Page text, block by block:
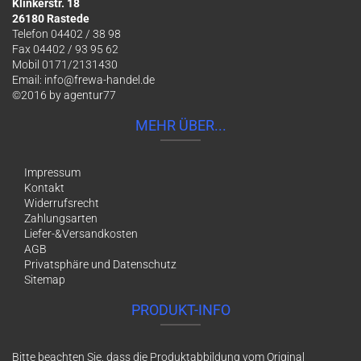
Klinkerstr. 18
26180 Rastede
Telefon 04402 / 38 98
Fax 04402 / 93 95 62
Mobil 0171/2131430
Email: info@frewa-handel.de
©2016 byagentur77
MEHR ÜBER...
Impressum
Kontakt
Widerrufsrecht
Zahlungsarten
Liefer-&Versandkosten
AGB
Privatsphäre und Datenschutz
Sitemap
PRODUKT-INFO
Bitte beachten Sie, dass die Produktabbildung vom Original